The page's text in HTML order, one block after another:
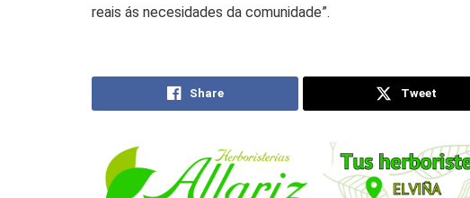
reais ás necesidades da comunidade”.
Share Tweet